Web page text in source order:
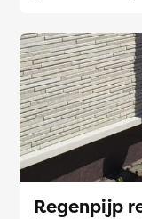
Regenpijp